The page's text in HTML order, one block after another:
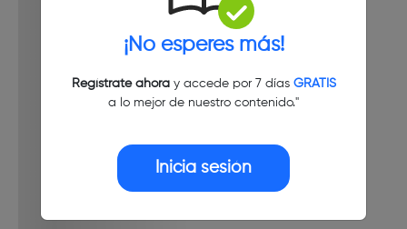
¡No esperes más!
Regístrate ahoray accede por 7 días GRATIS
a lo mejor de nuestro contenido."
Inicia sesión